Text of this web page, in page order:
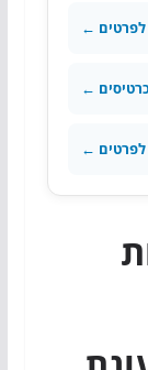
לפרטים ←
←
לפרטים ←